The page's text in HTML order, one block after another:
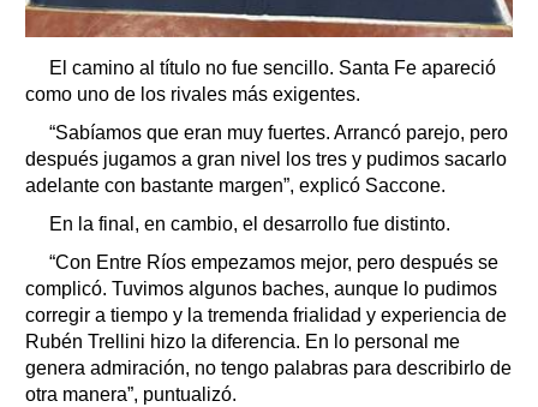
El camino al título no fue sencillo. Santa Fe apareció
como uno de los rivales más exigentes.
“Sabíamos que eran muy fuertes. Arrancó parejo, pero
después jugamos a gran nivel los tres y pudimos sacarlo
adelante con bastante margen”, explicó Saccone.
En la final, en cambio, el desarrollo fue distinto.
“Con Entre Ríos empezamos mejor, pero después se
complicó. Tuvimos algunos baches, aunque lo pudimos
corregir a tiempo y la tremenda frialidad y experiencia de
Rubén Trellini hizo la diferencia. En lo personal me
genera admiración, no tengo palabras para describirlo de
otra manera”, puntualizó.